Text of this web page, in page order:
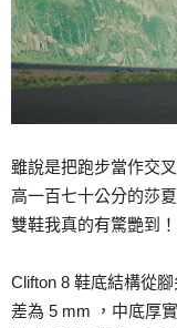
雖說是把跑步當作交
高一百七十公分的莎
雙鞋我真的有驚艷到
Clifton 8 鞋底結構從
差為 5 mm ，中底厚